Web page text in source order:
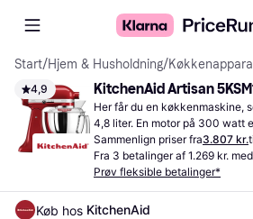
Start/Hjem & Husholdning/
4,9 KitchenAid Artisan
Her får du en køkkenmaskine,
4,8 liter. En motor på 300 watt
forskellige køkkenopgaver, og
med turbo/pulse-funktionen.
Sammenlign priser fra3.807 kr.
Fra 3 betalinger af 1.269 kr. med
Prøv fleksible betalinger*
Køb hos KitchenAid